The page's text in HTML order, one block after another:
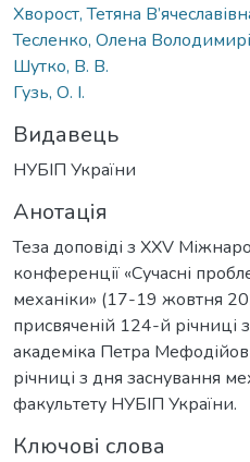
Хворост, Тетяна
Тесленко, Олена
Шутко, В. В.
Гузь, О. І.
Видавець
НУБІП України
Анотація
Теза доповіді з XXV
конференції «Сучасні
механіки» (17-19 жовтня
присвяченій 124-й
академіка Петра
річниці з дня заснування
факультету НУБІП України.
Ключові слова